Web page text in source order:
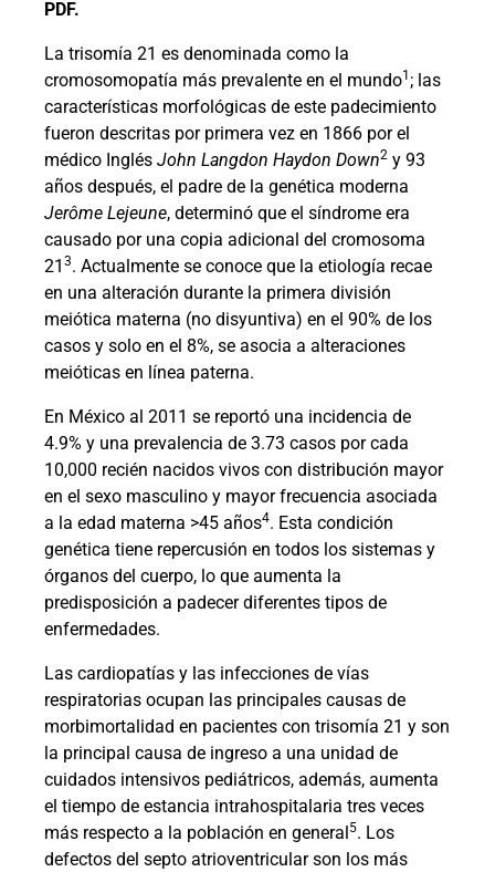
PDF.
La trisomía 21 es denominada como la
cromosomopatía más prevalente en el mundo1 ; las
características morfológicas de este padecimiento
fueron descritas por primera vez en 1866 por el
médico Inglés John Langdon Haydon Down2 y 93
años después, el padre de la genética moderna
Jerôme Lejeune, determinó que el síndrome era
causado por una copia adicional del cromosoma
21 3. Actualmente se conoce que la etiología recae
en una alteración durante la primera división
meiótica materna (no disyuntiva) en el 90% de los
casos y solo en el 8%, se asocia a alteraciones
meióticas en línea paterna.
En México al 2011 se reportó una incidencia de
4.9% y una prevalencia de 3.73 casos por cada
10,000 recién nacidos vivos con distribución mayor
en el sexo masculino y mayor frecuencia asociada
a la edad materna >45 años4. Esta condición
genética tiene repercusión en todos los sistemas y
órganos del cuerpo, lo que aumenta la
predisposición a padecer diferentes tipos de
enfermedades.
Las cardiopatías y las infecciones de vías
respiratorias ocupan las principales causas de
morbimortalidad en pacientes con trisomía 21 y son
la principal causa de ingreso a una unidad de
cuidados intensivos pediátricos, además, aumenta
el tiempo de estancia intrahospitalaria tres veces
más respecto a la población en general 5. Los
defectos del septo atrioventricular son los más